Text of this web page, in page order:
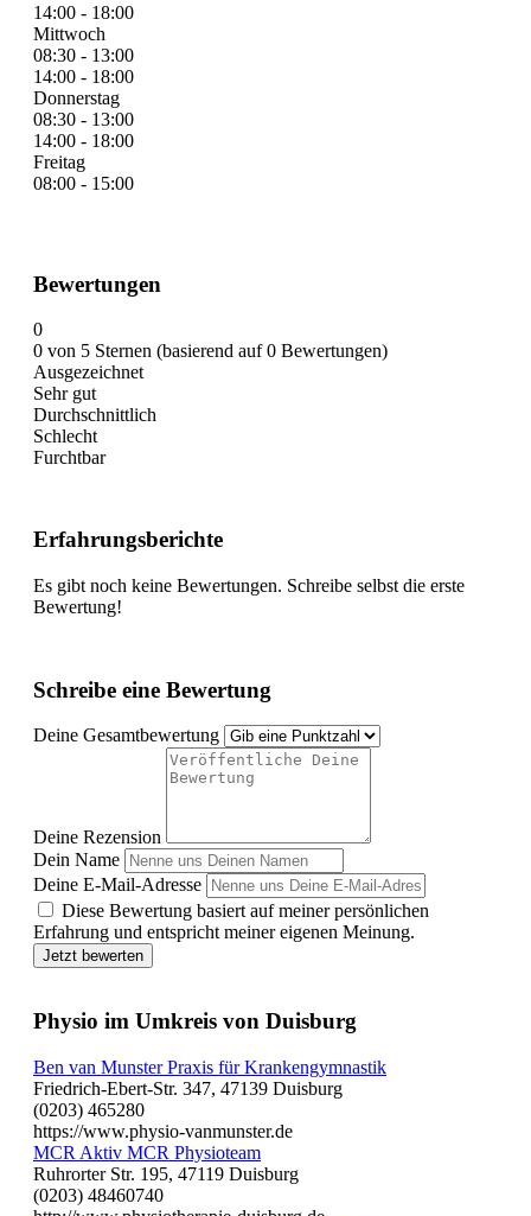
14:00 - 18:00
Mittwoch
08:30 - 13:00
14:00 - 18:00
Donnerstag
08:30 - 13:00
14:00 - 18:00
Freitag
08:00 - 15:00
Bewertungen
0
0 von 5 Sternen (basierend auf 0 Bewertungen)
Ausgezeichnet
Sehr gut
Durchschnittlich
Schlecht
Furchtbar
Erfahrungsberichte
Es gibt noch keine Bewertungen. Schreibe selbst die erste
Bewertung!
Schreibe eine Bewertung
Deine Gesamtbewertung
Deine Rezension
Dein Name
Deine E-Mail-Adresse
Diese Bewertung basiert auf meiner persönlichen
Erfahrung und entspricht meiner eigenen Meinung.
Jetzt bewerten
Physio im Umkreis von Duisburg
Ben van Munster Praxis für Krankengymnastik
Friedrich-Ebert-Str. 347, 47139 Duisburg
(0203) 465280
https://www.physio-vanmunster.de
MCR Aktiv MCR Physioteam
Ruhrorter Str. 195, 47119 Duisburg
(0203) 48460740